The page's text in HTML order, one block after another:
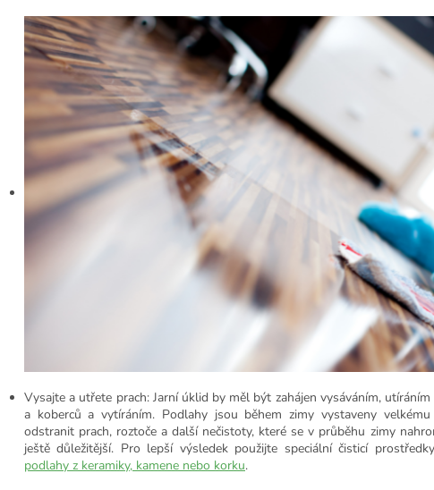
Vysajte a utřete prach: Jarní úklid by měl být zahájen vysáváním,
a koberců a vytíráním. Podlahy jsou během zimy vystaveny velkému
odstranit prach, roztoče a další nečistoty, které se v průběhu zimy
ještě důležitější. Pro lepší výsledek použijte speciální čisticí
podlahy z keramiky, kamene nebo korku.